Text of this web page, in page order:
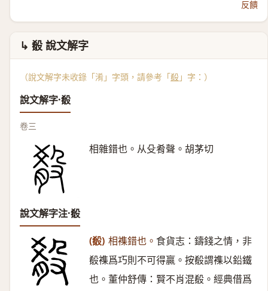
反饋
↳ 殽 說文解字
（說文解字未收錄「淆」字頭，請參考「殽 」字：）
說文解字·殽
卷三
相雜錯也。从殳肴聲。胡茅切
說文解字注·殽
(殽) 相襍錯也。 食貨志：鑄錢之情，非
殽襍爲巧則不可得贏。按殽謂襍以鉛鐵
也。董仲舒傳：賢不肖混殽。經典借爲